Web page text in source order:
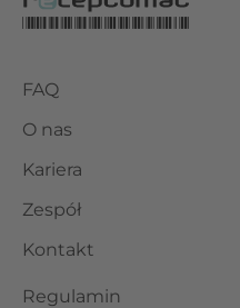
FAQ
O nas
Kariera
Zespół
Kontakt
Regulamin